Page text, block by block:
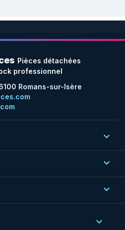
Pièces détachées
professionnel
Romans-sur-Isère



